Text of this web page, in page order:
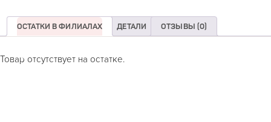
ОСТАТКИ В ФИЛИАЛАХ ДЕТАЛИ ОТЗЫВЫ (0)
Товар отсутствует на остатке.